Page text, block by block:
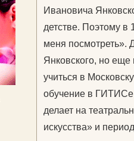
Ивановича
детстве. Поэтому в
меня посмотреть».
Янковского, но
учиться в
обучение в
делает на
искусства» и